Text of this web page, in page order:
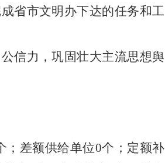
省市文明办下达的任务和工
信力，巩固壮大主流思想舆
；差额供给单位0个；定额补